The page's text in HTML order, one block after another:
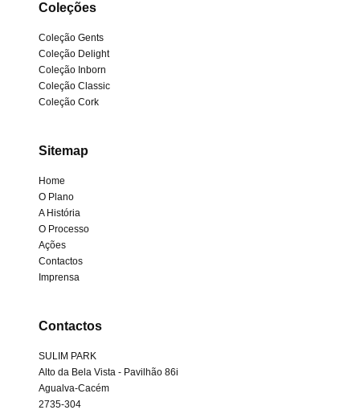
Coleções
Coleção Gents
Coleção Delight
Coleção Inborn
Coleção Classic
Coleção Cork
Sitemap
Home
O Plano
A História
O Processo
Ações
Contactos
Imprensa
Contactos
SULIM PARK
Alto da Bela Vista - Pavilhão 86i
Agualva-Cacém
2735-304